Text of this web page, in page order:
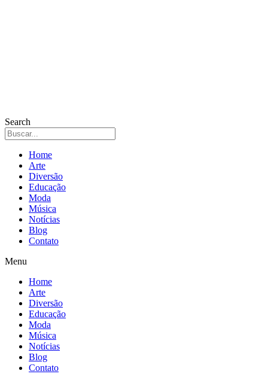
Search
Home
Arte
Diversão
Educação
Moda
Música
Notícias
Blog
Contato
Menu
Home
Arte
Diversão
Educação
Moda
Música
Notícias
Blog
Contato